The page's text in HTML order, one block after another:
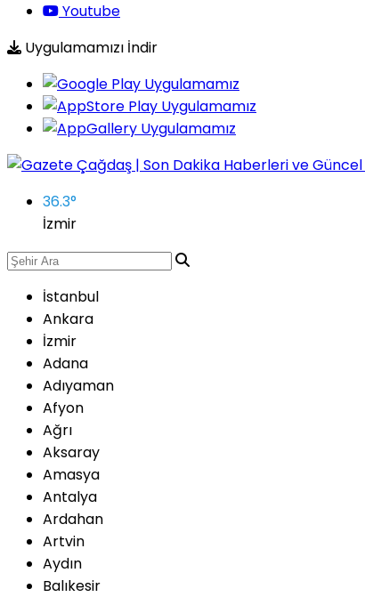
Youtube
Uygulamamızı İndir
36.3°
İzmir
İstanbul
Ankara
İzmir
Adana
Adıyaman
Afyon
Ağrı
Aksaray
Amasya
Antalya
Ardahan
Artvin
Aydın
Balıkesir